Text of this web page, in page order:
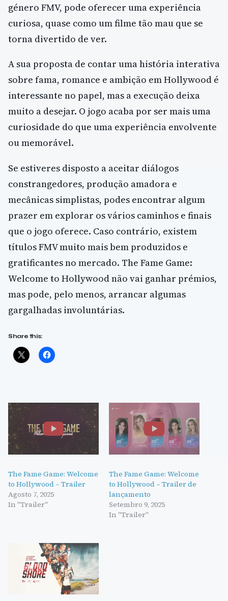
género FMV, pode oferecer uma experiência
curiosa, quase como um filme tão mau que se
torna divertido de ver.
A sua proposta de contar uma história interativa
sobre fama, romance e ambição em Hollywood é
interessante no papel, mas a execução deixa
muito a desejar. O jogo acaba por ser mais uma
curiosidade do que uma experiência envolvente
ou memorável.
Se estiveres disposto a aceitar diálogos
constrangedores, produção amadora e
mecânicas simplistas, podes encontrar algum
prazer em explorar os vários caminhos e finais
que o jogo oferece. Caso contrário, existem
títulos FMV muito mais bem produzidos e
gratificantes no mercado. The Fame Game:
Welcome to Hollywood não vai ganhar prémios,
mas pode, pelo menos, arrancar algumas
gargalhadas involuntárias.
Share this:
The Fame Game: Welcome
to Hollywood – Trailer
Agosto 7, 2025
In "Trailer"
The Fame Game: Welcome
to Hollywood – Trailer de
lançamento
Setembro 9, 2025
In "Trailer"